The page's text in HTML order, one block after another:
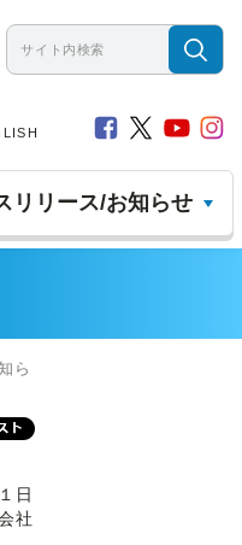
リリース/お知らせ
ら
日
社